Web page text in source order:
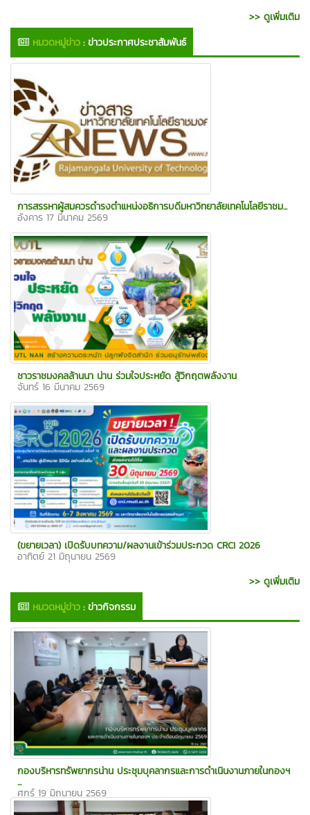
>> ดูเพิ่มเติม
หมวดหมู่ข่าว:ข่าวประกาศประชาสัมพันธ์
การสรรหาผู้สมควรดำรงตำแหน่งอธิการบดีมหาวิทยาลัยเทคโนโลยีราชม...
อังคาร 17 มีนาคม 2569
ชาวราชมงคลล้านนา น่าน ร่วมใจประหยัด สู้วิกฤตพลังงาน
จันทร์ 16 มีนาคม 2569
(ขยายเวลา) เปิดรับบทความ/ผลงานเข้าร่วมประกวด CRCI 2026
อาทิตย์ 21 มิถุนายน 2569
>> ดูเพิ่มเติม
หมวดหมู่ข่าว:ข่าวกิจกรรม
กองบริหารทรัพยากรน่าน ประชุมบุคลากรและการดำเนินงานภายในกองฯ
...
ศุกร์ 19 มิถุนายน 2569